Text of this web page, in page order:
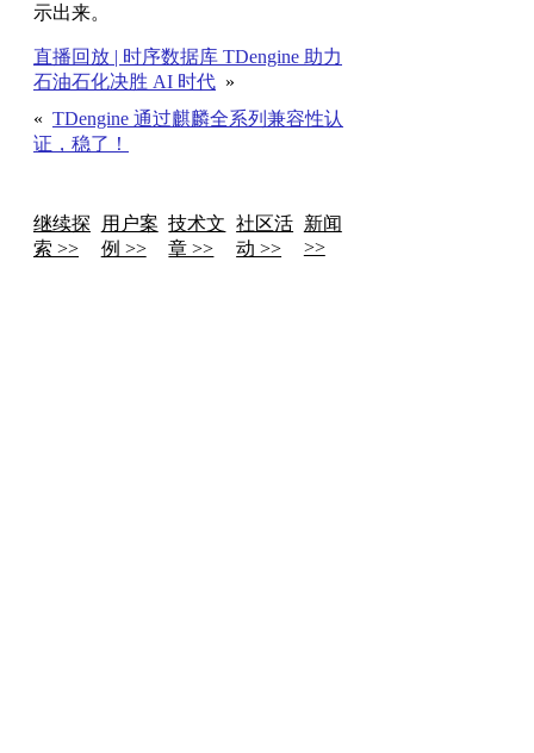
示出来。
直播回放 | 时序数据库 TDengine 助力
石油石化决胜 AI 时代 »
« TDengine 通过麒麟全系列兼容性认
证，稳了！
继续探
索 >>
用户案
例 >>
技术文
章 >>
社区活
动 >>
新闻
>>